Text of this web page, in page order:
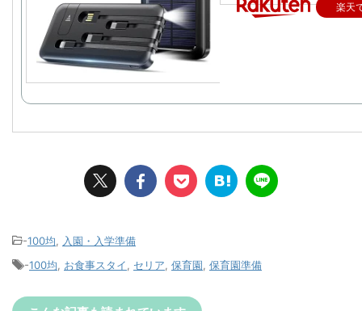
楽天
-100均, 入園・入学準備
-100均, お食事スタイ, セリア, 保育園, 保育園準備